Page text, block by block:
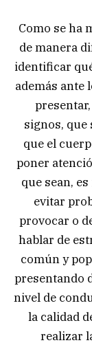
Como se ha
de manera
identificar
además ante
signos, que
que el
poner
que sean,
evitar
provocar o
hablar de
común y
presentando
nivel de
la calidad
realizar